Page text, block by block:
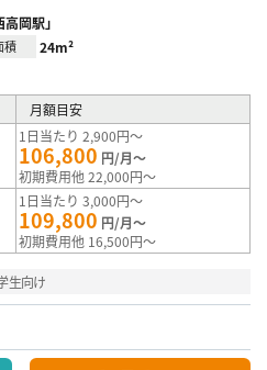
岡駅」
積 24m²
月額目安
1日当たり 2,900円～
106,800 円/月～
初期費用他 22,000円～
1日当たり 3,000円～
109,800 円/月～
初期費用他 16,500円～
生向け